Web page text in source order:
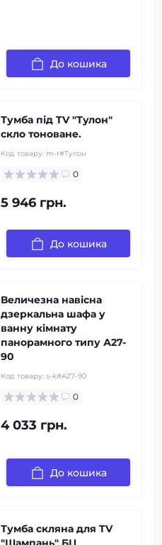
До кошика
Тумба під TV "Тулон"
скло тоноване.
Код товару: m-r#Тулон
0
5 946 грн.
До кошика
Величезна навісна
дзеркальна шафа у
ванну кімнату
панорамного типу А27-
90
Код товару: s-k#А27-90
0
4 033 грн.
До кошика
Тумба скляна для TV